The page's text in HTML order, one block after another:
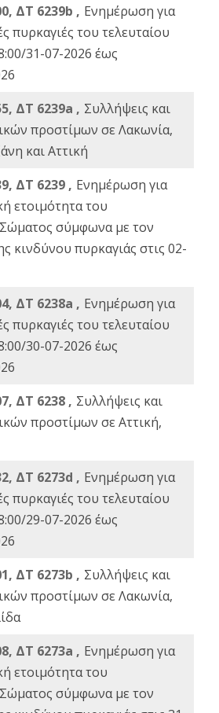
ΔΤ 6239b , Ενημέρωση για
πυρκαγιές του τελευταίου
31-07-2026 έως
ΔΤ 6239a , Συλλήψεις και
προστίμων σε Λακωνία,
και Αττική
ΔΤ 6239 , Ενημέρωση για
ετοιμότητα του
σύμφωνα με τον
κινδύνου πυρκαγιάς στις 02-
ΔΤ 6238a , Ενημέρωση για
πυρκαγιές του τελευταίου
30-07-2026 έως
ΔΤ 6238 , Συλλήψεις και
προστίμων σε Αττική,
ΔΤ 6273d , Ενημέρωση για
πυρκαγιές του τελευταίου
29-07-2026 έως
ΔΤ 6273b , Συλλήψεις και
προστίμων σε Λακωνία,
ΔΤ 6273a , Ενημέρωση για
ετοιμότητα του
σύμφωνα με τον